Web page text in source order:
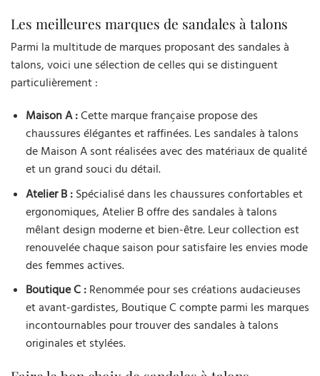
Les meilleures marques de sandales à talons
Parmi la multitude de marques proposant des sandales à
talons, voici une sélection de celles qui se distinguent
particulièrement :
Maison A :Cette marque française propose des
chaussures élégantes et raffinées. Les sandales à talons
de Maison A sont réalisées avec des matériaux de qualité
et un grand souci du détail.
Atelier B :Spécialisé dans les chaussures confortables et
ergonomiques, Atelier B offre des sandales à talons
mêlant design moderne et bien-être. Leur collection est
renouvelée chaque saison pour satisfaire les envies mode
des femmes actives.
Boutique C :Renommée pour ses créations audacieuses
et avant-gardistes, Boutique C compte parmi les marques
incontournables pour trouver des sandales à talons
originales et stylées.